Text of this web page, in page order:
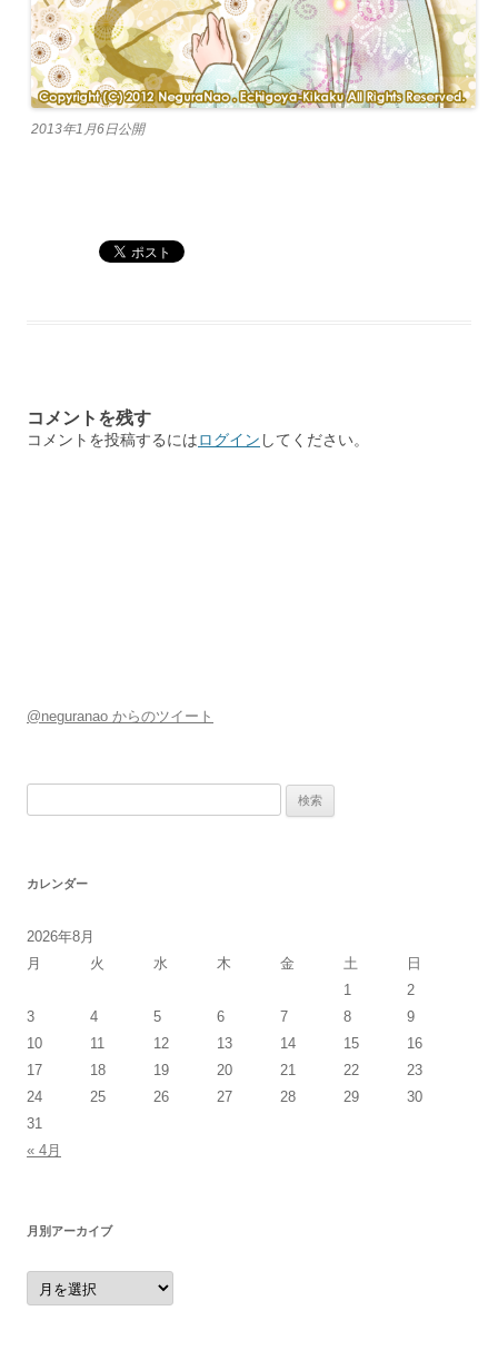
2013年1月6日公開
コメントを残す
コメントを投稿するにはログイン してください。
@neguranao からのツイート
索:
カレンダー
2026年8月
月
火 水 木 金 土
日
1
2
3
4 5 6 7 8
9
10
11 12 13 14 15
16
17
18 19 20 21 22
23
24
25 26 27 28 29
30
31
« 4月
月別アーカイブ
月
別
ア